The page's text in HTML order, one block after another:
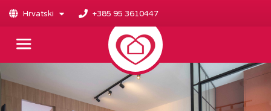
Hrvatski +385 95 3610447